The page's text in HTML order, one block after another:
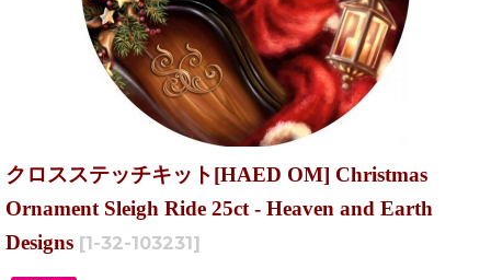
クロスステッチキット[HAED OM] Christmas
Ornament Sleigh Ride 25ct - Heaven and Earth
Designs [1-32-103231]